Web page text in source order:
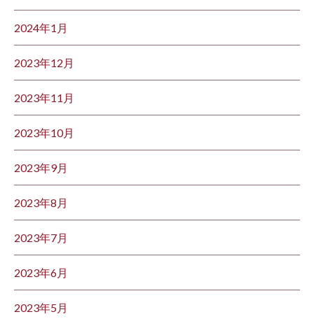
2024年1月
2023年12月
2023年11月
2023年10月
2023年9月
2023年8月
2023年7月
2023年6月
2023年5月